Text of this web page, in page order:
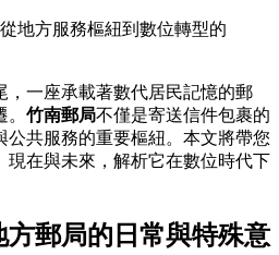
地方服務樞紐到數位轉型的
，一座承載著數代居民記憶的郵
竹南郵局不僅是寄送信件包裹的
公共服務的重要樞紐。本文將帶您
現在與未來，解析它在數位時代下
郵局的日常與特殊意